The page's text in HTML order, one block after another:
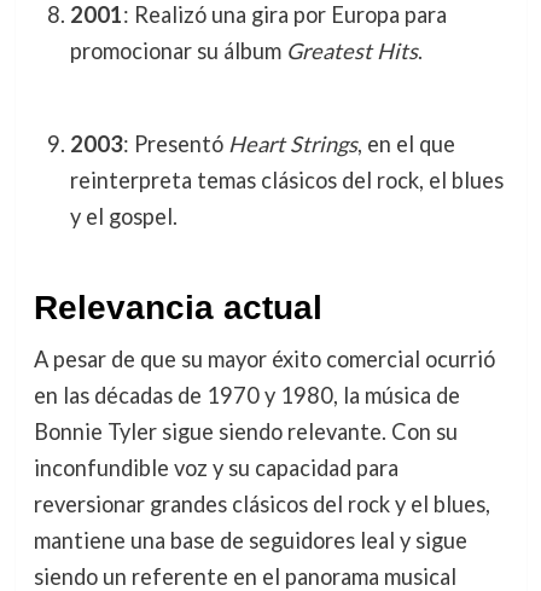
2001: Realizó una gira por Europa para
promocionar su álbum Greatest Hits.
2003: Presentó Heart Strings, en el que
reinterpreta temas clásicos del rock, el blues
y el gospel.
Relevancia actual
A pesar de que su mayor éxito comercial ocurrió
en las décadas de 1970 y 1980, la música de
Bonnie Tyler sigue siendo relevante. Con su
inconfundible voz y su capacidad para
reversionar grandes clásicos del rock y el blues,
mantiene una base de seguidores leal y sigue
siendo un referente en el panorama musical